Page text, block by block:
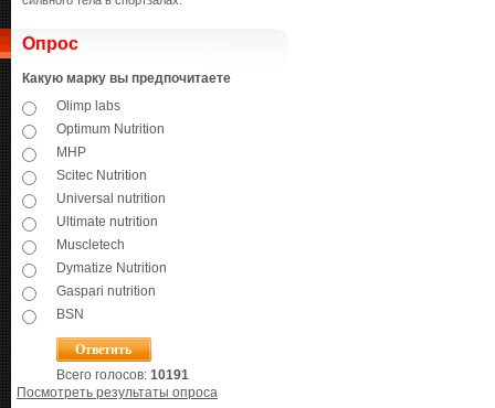
Опрос
Какую марку вы предпочитаете
Olimp labs
Optimum Nutrition
MHP
Scitec Nutrition
Universal nutrition
Ultimate nutrition
Muscletech
Dymatize Nutrition
Gaspari nutrition
BSN
Всего голосов: 10191
Посмотреть результаты опроса